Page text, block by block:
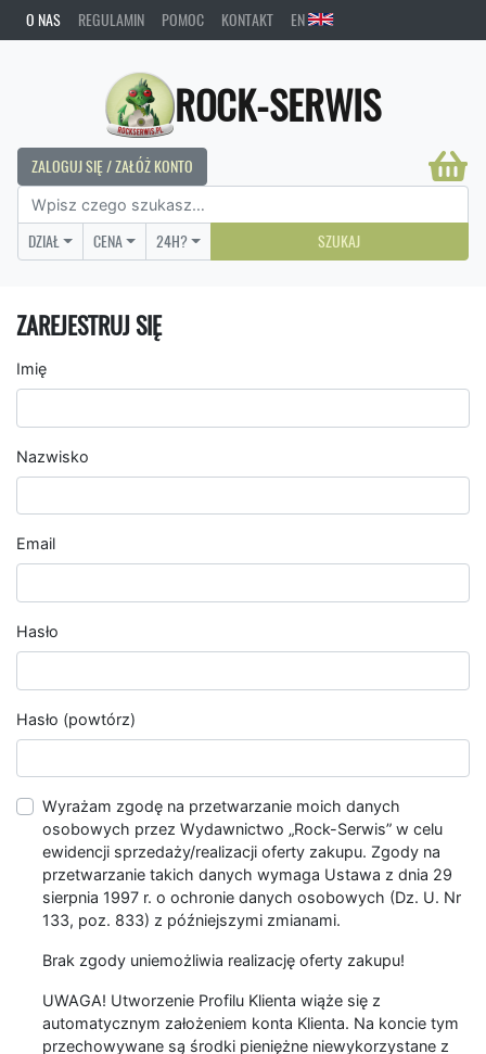
O NAS REGULAMIN POMOC KONTAKT EN
ROCK-SERWIS
ZALOGUJ SIĘ / ZAŁÓŻ KONTO
DZIAŁ CENA 24H? SZUKAJ
ZAREJESTRUJ SIĘ
Imię
Nazwisko
Email
Hasło
Hasło (powtórz)
Wyrażam zgodę na przetwarzanie moich danych
osobowych przez Wydawnictwo „Rock-Serwis” w celu
ewidencji sprzedaży/realizacji oferty zakupu. Zgody na
przetwarzanie takich danych wymaga Ustawa z dnia 29
sierpnia 1997 r. o ochronie danych osobowych (Dz. U. Nr
133, poz. 833) z późniejszymi zmianami.
Brak zgody uniemożliwia realizację oferty zakupu!
UWAGA! Utworzenie Profilu Klienta wiąże się z
automatycznym założeniem konta Klienta. Na koncie tym
przechowywane są środki pieniężne niewykorzystane z